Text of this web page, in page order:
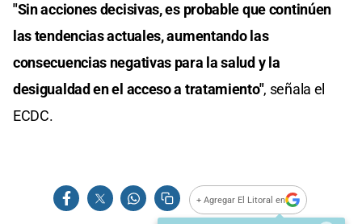
"Sin acciones decisivas, es probable que continúen
las tendencias actuales, aumentando las
consecuencias negativas para la salud y la
desigualdad en el acceso a tratamiento", señala el
ECDC.
+ Agregar El Litoral en